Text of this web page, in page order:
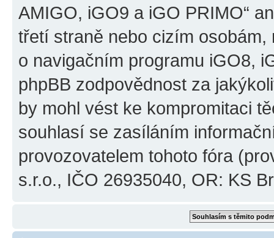
AMIGO, iGO9 a iGO PRIMO“
třetí straně nebo cizím
o navigačním programu iGO8,
phpBB zodpovědnost za
by mohl vést ke kompromitaci
souhlasí se zasíláním
provozovatelem tohoto fóra
s.r.o., IČO 26935040, OR: KS